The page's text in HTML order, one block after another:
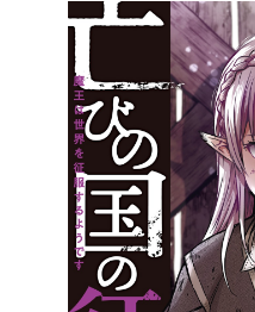
ゲーム
企業
会社概要
採用情報
オーバーラップホールディング
オーバ
オーバ
オーバー